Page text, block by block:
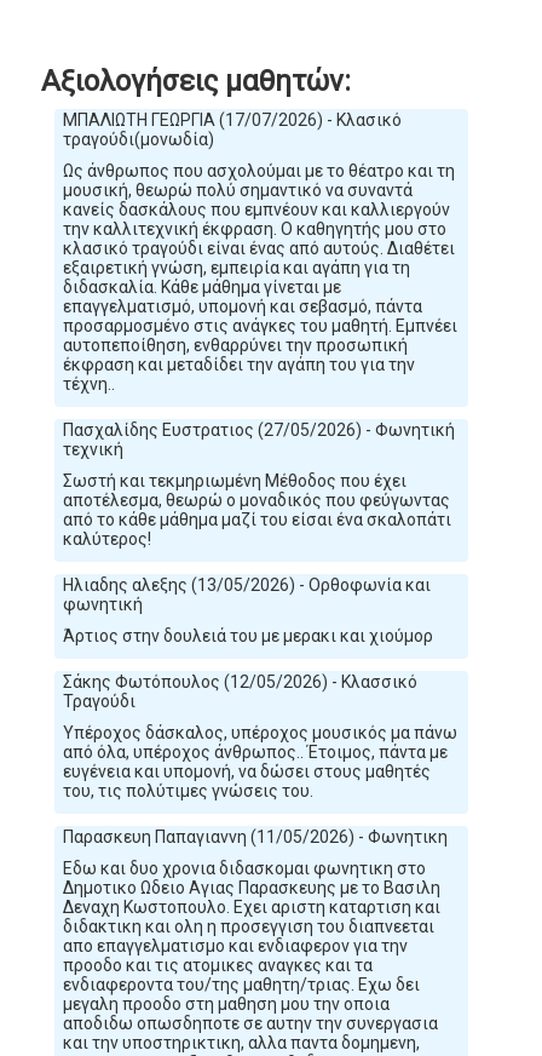
Αξιολογήσεις μαθητών:
ΜΠΑΛΙΩΤΗ ΓΕΩΡΓΙΑ (17/07/2026) - Κλασικό
τραγούδι(μονωδία)
Ως άνθρωπος που ασχολούμαι με το θέατρο και τη
μουσική, θεωρώ πολύ σημαντικό να συναντά
κανείς δασκάλους που εμπνέουν και καλλιεργούν
την καλλιτεχνική έκφραση. Ο καθηγητής μου στο
κλασικό τραγούδι είναι ένας από αυτούς. Διαθέτει
εξαιρετική γνώση, εμπειρία και αγάπη για τη
διδασκαλία. Κάθε μάθημα γίνεται με
επαγγελματισμό, υπομονή και σεβασμό, πάντα
προσαρμοσμένο στις ανάγκες του μαθητή. Εμπνέει
αυτοπεποίθηση, ενθαρρύνει την προσωπική
έκφραση και μεταδίδει την αγάπη του για την
τέχνη..
Πασχαλίδης Ευστρατιος (27/05/2026) - Φωνητική
τεχνική
Σωστή και τεκμηριωμένη Μέθοδος που έχει
αποτέλεσμα, θεωρώ ο μοναδικός που φεύγωντας
από το κάθε μάθημα μαζί του είσαι ένα σκαλοπάτι
καλύτερος!
Ηλιαδης αλεξης (13/05/2026) - Ορθοφωνία και
φωνητική
Άρτιος στην δουλειά του με μερακι και χιούμορ
Σάκης Φωτόπουλος (12/05/2026) - Κλασσικό
Τραγούδι
Υπέροχος δάσκαλος, υπέροχος μουσικός μα πάνω
από όλα, υπέροχος άνθρωπος.. Έτοιμος, πάντα με
ευγένεια και υπομονή, να δώσει στους μαθητές
του, τις πολύτιμες γνώσεις του.
Παρασκευη Παπαγιαννη (11/05/2026) - Φωνητικη
Εδω και δυο χρονια διδασκομαι φωνητικη στο
Δημοτικο Ωδειο Αγιας Παρασκευης με το Βασιλη
Δεναχη Κωστοπουλο. Εχει αριστη καταρτιση και
διδακτικη και ολη η προσεγγιση του διαπνεεται
απο επαγγελματισμο και ενδιαφερον για την
προοδο και τις ατομικες αναγκες και τα
ενδιαφεροντα του/της μαθητη/τριας. Εχω δει
μεγαλη προοδο στη μαθηση μου την οποια
αποδιδω οπωσδηποτε σε αυτην την συνεργασια
και την υποστηρικτικη, αλλα παντα δομημενη,